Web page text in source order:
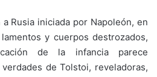
Rusia iniciada por Napoleón, en
y cuerpos destrozados,
de la infancia parece
de Tolstoi, reveladoras,